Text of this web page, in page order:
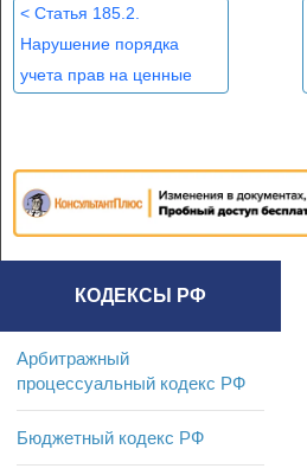
< Статья 185.2.
Нарушение порядка
учета прав на ценные
КОДЕКСЫ РФ
Арбитражный
процессуальный кодекс РФ
Бюджетный кодекс РФ